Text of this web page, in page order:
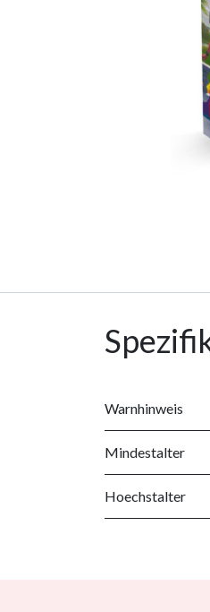
Warnhinweis
Mindestalter
Hoechstalter